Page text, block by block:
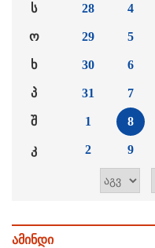
ს
ო
ხ
პ
შ
კ
28
29
30
31
1
2
4
5
6
7
8
9
ამინდი